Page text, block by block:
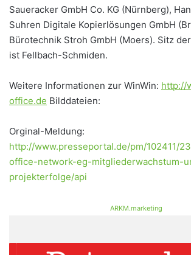
Saueracker GmbH Co. KG (Nürnberg),
Suhren Digitale Kopierlösungen GmbH
Bürotechnik Stroh GmbH (Moers). Sitz
ist Fellbach-Schmiden.
Weitere Informationen zur WinWin: http://
office.de Bilddateien:
Orginal-Meldung:
http://www.presseportal.de/pm/102411/
office-network-eg-mitgliederwachstum-
projekterfolge/api
ARKM.marketing